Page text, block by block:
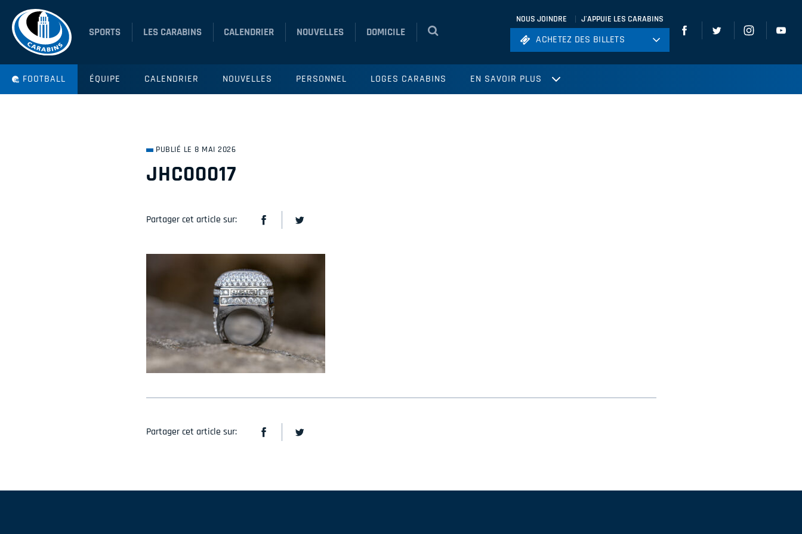
SPORTS LES CARABINS CALENDRIER NOUVELLES DOMICILE
NOUS JOINDRE J'APPUIE LES CARABINS
ACHETEZ DES BILLETS
Hockey
ACHETEZ DES BILLETS
FOOTBALL ÉQUIPE CALENDRIER NOUVELLES PERSONNEL LOGES CARABINS EN SAVOIR PLUS
PUBLIÉ LE 8 MAI 2026
JHC00017
Partager cet article sur:
Partager cet article sur: